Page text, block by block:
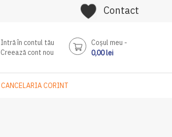
Contact
Intră în contul tău
Creează cont nou
Coşul meu
0,00 lei
CANCELARIA CORINT